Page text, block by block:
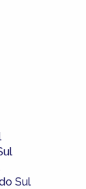
Sul